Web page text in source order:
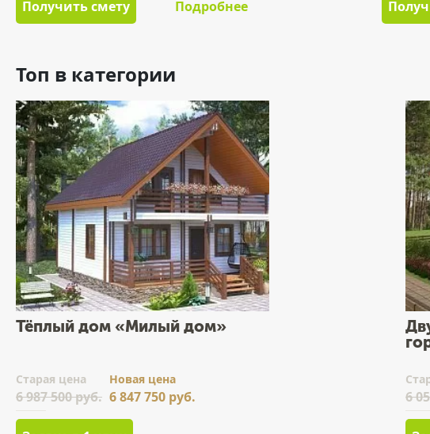
Получить смету Подробнее
Топ в категории
Тёплый дом «Милый дом»
Cтарая цена
6 987 500 руб.
Новая цена
6 847 750 руб. 6